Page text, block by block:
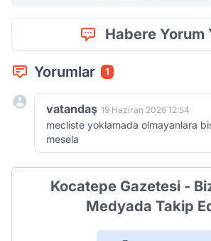
Habere Yorum
Yorumlar 1
vatandaş 19 Haziran 2026 12:54
mecliste yoklamada olmayanlara
mesela
Kocatepe Gazetesi -
Medyada Takip